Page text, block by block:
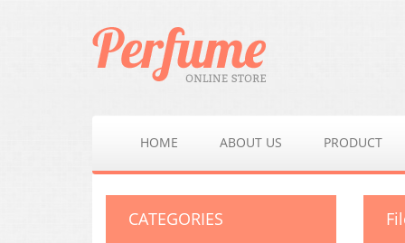
HOME ABOUT US PRODUCT
CATEGORIES